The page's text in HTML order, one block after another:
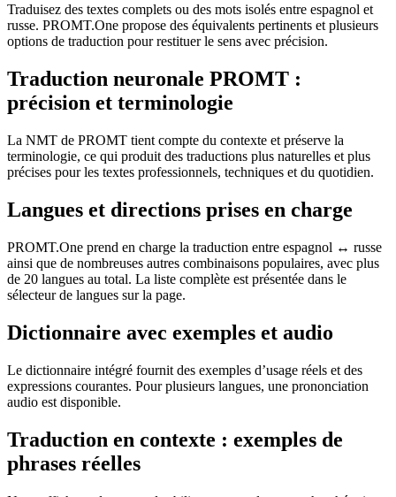
Traduisez des textes complets ou des mots isolés entre espagnol et
russe. PROMT.One propose des équivalents pertinents et plusieurs
options de traduction pour restituer le sens avec précision.
Traduction neuronale PROMT :
précision et terminologie
La NMT de PROMT tient compte du contexte et préserve la
terminologie, ce qui produit des traductions plus naturelles et plus
précises pour les textes professionnels, techniques et du quotidien.
Langues et directions prises en charge
PROMT.One prend en charge la traduction entre espagnol ↔ russe
ainsi que de nombreuses autres combinaisons populaires, avec plus
de 20 langues au total. La liste complète est présentée dans le
sélecteur de langues sur la page.
Dictionnaire avec exemples et audio
Le dictionnaire intégré fournit des exemples d’usage réels et des
expressions courantes. Pour plusieurs langues, une prononciation
audio est disponible.
Traduction en contexte : exemples de
phrases réelles